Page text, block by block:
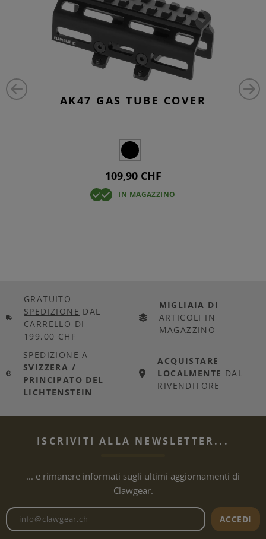
AK47 GAS TUBE COVER
109,90 CHF
IN MAGAZZINO
GRATUITO
SPEDIZIONE DAL
CARRELLO DI
199,00 CHF
MIGLIAIA DI
ARTICOLI IN
MAGAZZINO
SPEDIZIONE A
SVIZZERA /
PRINCIPATO DEL
LICHTENSTEIN
ACQUISTARE
LOCALMENTE DAL
RIVENDITORE
ISCRIVITI ALLA NEWSLETTER...
... e rimanere informati sugli ultimi aggiornamenti di
Clawgear.
Indirizzo e-mail dellaACCEDI